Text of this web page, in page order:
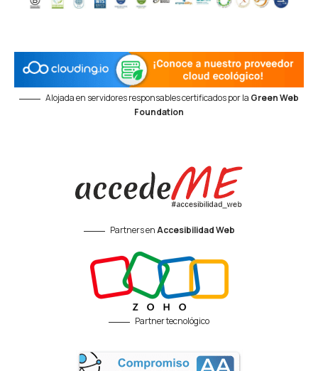
Alojada en servidores responsables certificados por la Green Web
Foundation
Partners enAccesibilidad Web
Partner tecnológico